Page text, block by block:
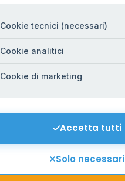
Informazioni legali
Privacy Policy
Cookie Policy
Mappa del sito
Contattaci
Cookie tecnici (necessari)
Cookie analitici
Cookie di marketing
Accetta tutti
Solo necessari